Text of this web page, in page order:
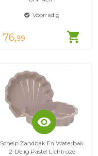
shopping_cart
Voorradig
76,99
visibility
Schelp Zandbak En Waterbak
2-Delig Pastel Lichtroze